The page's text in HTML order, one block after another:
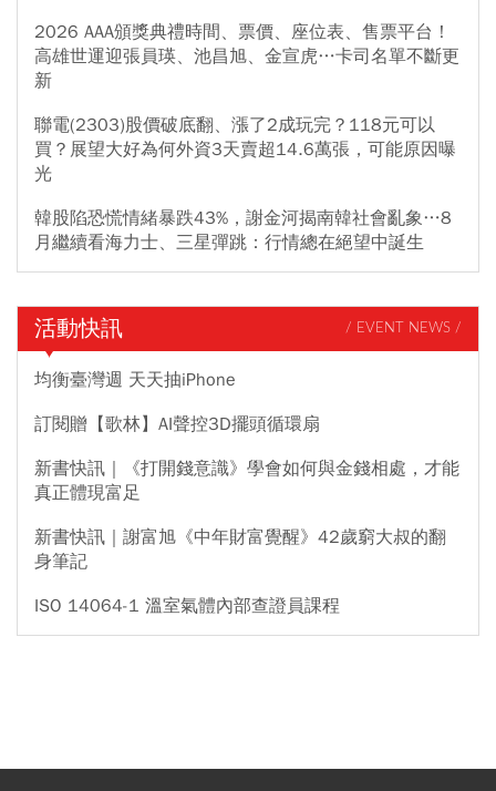
2026 AAA頒獎典禮時間、票價、座位表、售票平台！
高雄世運迎張員瑛、池昌旭、金宣虎…卡司名單不斷更
新
聯電(2303)股價破底翻、漲了2成玩完？118元可以
買？展望大好為何外資3天賣超14.6萬張，可能原因曝
光
韓股陷恐慌情緒暴跌43%，謝金河揭南韓社會亂象…8
月繼續看海力士、三星彈跳：行情總在絕望中誕生
活動快訊 / EVENT NEWS /
均衡臺灣週 天天抽iPhone
訂閱贈【歌林】AI聲控3D擺頭循環扇
新書快訊｜《打開錢意識》學會如何與金錢相處，才能
真正體現富足
新書快訊｜謝富旭《中年財富覺醒》42歲窮大叔的翻
身筆記
ISO 14064-1 溫室氣體內部查證員課程